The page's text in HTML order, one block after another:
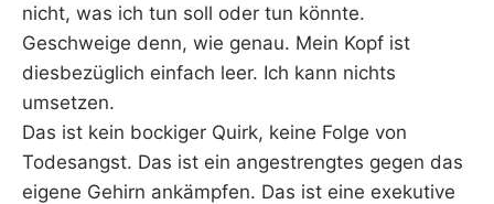
nicht, was ich tun soll oder tun könnte.
Geschweige denn, wie genau. Mein Kopf ist
diesbezüglich einfach leer. Ich kann nichts
umsetzen.
Das ist kein bockiger Quirk, keine Folge von
Todesangst. Das ist ein angestrengtes gegen das
eigene Gehirn ankämpfen. Das ist eine exekutive